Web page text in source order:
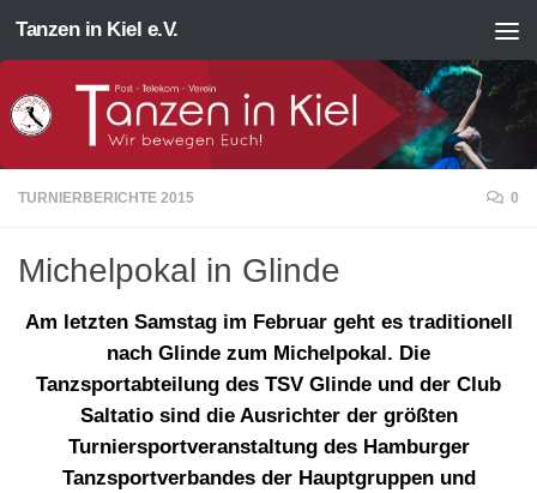
Zum Inhalt springen
Tanzen in Kiel e.V.
TURNIERBERICHTE 2015 0
Michelpokal in Glinde
Am letzten Samstag im Februar geht es traditionell
nach Glinde zum Michelpokal. Die
Tanzsportabteilung des TSV Glinde und der Club
Saltatio sind die Ausrichter der größten
Turniersportveranstaltung des Hamburger
Tanzsportverbandes der Hauptgruppen und